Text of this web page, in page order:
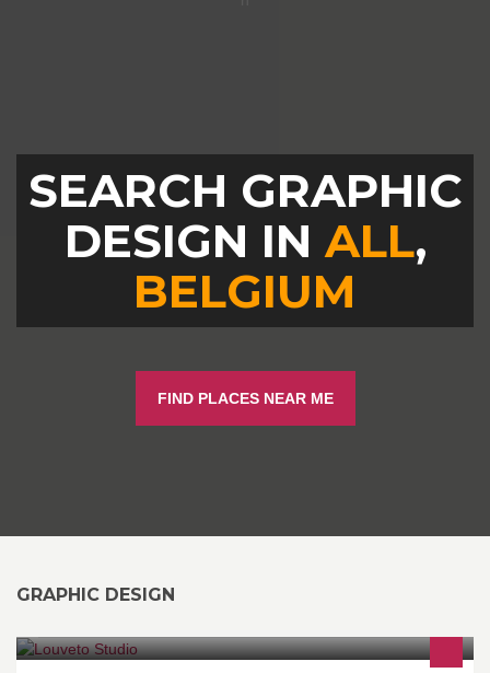
SEARCH GRAPHIC
DESIGN INALL,
BELGIUM
FIND PLACES NEAR ME
GRAPHIC DESIGN